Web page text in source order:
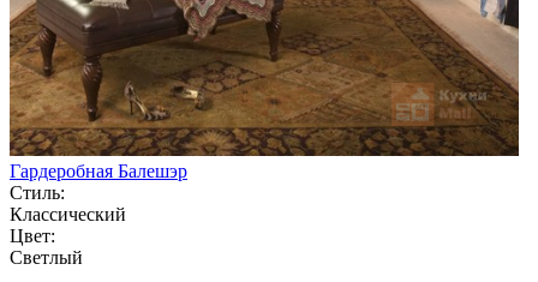
Гардеробная Балешэр
Стиль:
Классический
Цвет:
Светлый